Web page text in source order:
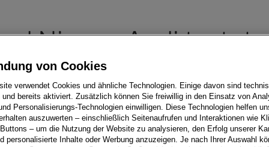
Nieren: Audi testet
Prototyp des Q6
Norden
von Cookies
verwendet Cookies und ähnliche Technologien. Einige davon sind
und bereits aktiviert. Zusätzlich können Sie freiwillig in den Einsatz von
Personalisierungs-Technologien einwilligen. Diese Technologien helfen
auszuwerten – einschließlich Seitenaufrufen und Interaktionen wie
Buttons – um die Nutzung der Website zu analysieren, den Erfolg unserer
personalisierte Inhalte oder Werbung anzuzeigen. Je nach Ihrer Auswahl